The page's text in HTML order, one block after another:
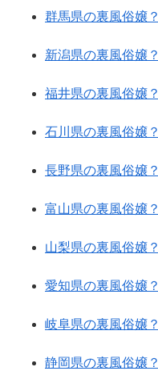
群馬県の裏風俗嬢
新潟県の裏風俗嬢
福井県の裏風俗嬢
石川県の裏風俗嬢
長野県の裏風俗嬢
富山県の裏風俗嬢
山梨県の裏風俗嬢
愛知県の裏風俗嬢
岐阜県の裏風俗嬢
静岡県の裏風俗嬢